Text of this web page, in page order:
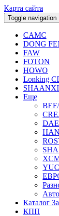
Карта сайта
Toggle navigation
CAMC
DONG
FAW
FOTON
HOWO
Lonking
SHAANXI
Еще
Каталог
КПП